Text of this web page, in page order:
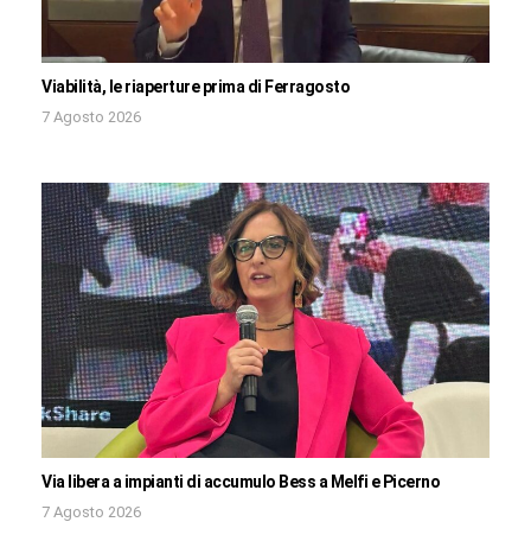
Viabilità, le riaperture prima di Ferragosto
7 Agosto 2026
Via libera a impianti di accumulo Bess a Melfi e Picerno
7 Agosto 2026